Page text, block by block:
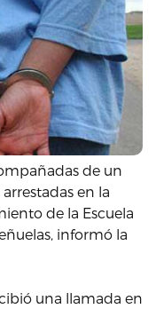
de un
en la
de la Escuela
informó la
una llamada en